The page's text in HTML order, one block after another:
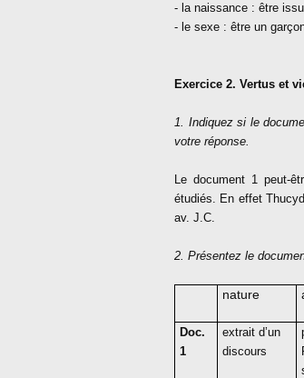
- la naissance : être
- le sexe : être un
Exercice 2. Vertus et
1. Indiquez si le
votre réponse.
Le document 1 peut-
étudiés. En effet
av. J.C.
2. Présentez le
nature
Doc.
1
extrait d’un
discours